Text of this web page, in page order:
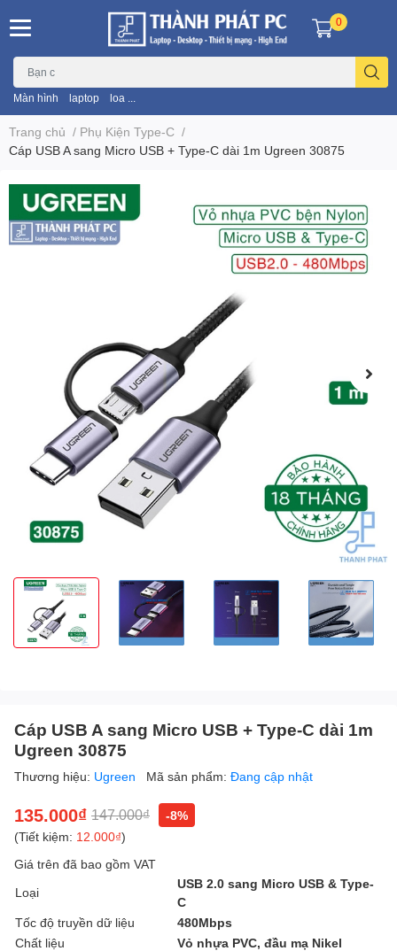
Màn hình laptop loa ...
0
Trang chủ / Phụ Kiện Type-C /
Cáp USB A sang Micro USB + Type-C dài 1m Ugreen 30875
Cáp USB A sang Micro USB + Type-C dài 1m
Ugreen 30875
Thương hiệu: Ugreen Mã sản phẩm: Đang cập nhật
135.000₫ 147.000₫
-8%
(Tiết kiệm: 12.000₫)
Giá trên đã bao gồm VAT
Loại
USB 2.0 sang Micro USB & Type-
C
Tốc độ truyền dữ liệu
480Mbps
Chất liệu
Vỏ nhựa PVC, đầu mạ Nikel